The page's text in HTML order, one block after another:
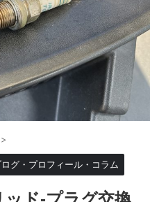
>
グ・プロフィール・コラム